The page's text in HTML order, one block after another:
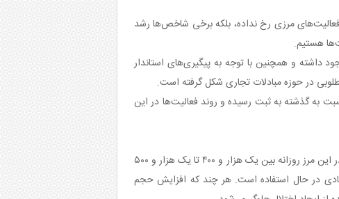
مرزی رخ نداده، بلکه برخی شاخص‌ها رشد
هستیم.
داشته و همچنین با توجه به پیگیری‌های استاندار
در حوزه مبادلات تجاری شکل گرفته است.
به گذشته به ثبت رسیده و روند فعالیت‌ها در این
کوه گرد در ادامه با اشاره به حجم تردد روزانه ناوگان در مرز ماهیرود اظهار کرد: در حال حاضر مجموع ورود و خروج ناوگان در این مرز روزانه بین یک هزار و ۴۰۰ تا یک هزار و ۵۰۰
در حال استفاده است. هر چند که افزایش حجم